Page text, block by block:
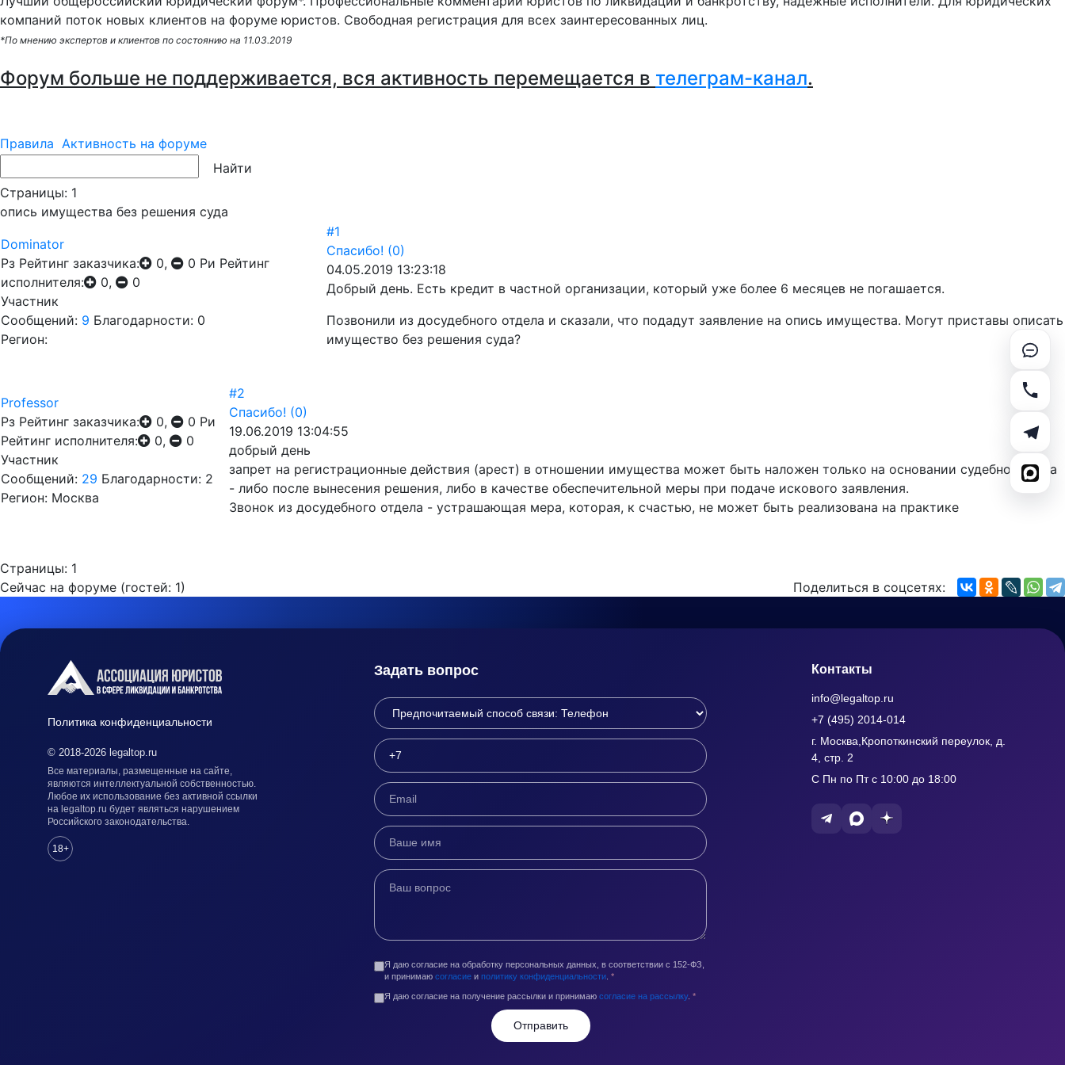
компаний поток новых клиентов на форуме юристов. Свободная регистрация для всех заинтересованных лиц.
*По мнению экспертов и клиентов по состоянию на 11.03.2019
Форум больше не поддерживается, вся активность перемещается в телеграм-канал.
Правила Активность на форуме
Страницы: 1
опись имущества без решения суда
Dominator
Рз Рейтинг заказчика: 0, 0 Ри Рейтинг
исполнителя:
0,
0
Участник
Сообщений: 9 Благодарности: 0
Регион:
#1
Спасибо! (0)
04.05.2019 13:23:18
Добрый день. Есть кредит в частной организации, который уже более 6 месяцев не погашается.
Позвонили из досудебного отдела и сказали, что подадут заявление на опись имущества. Могут приставы описать
имущество без решения суда?
Professor
Рз Рейтинг заказчика: 0, 0 Ри
Рейтинг исполнителя:
0,
0
Участник
Сообщений: 29 Благодарности: 2
Регион: Москва
#2
Спасибо! (0)
19.06.2019 13:04:55
добрый день
запрет на регистрационные действия (арест) в отношении имущества может быть наложен только на основании судебного акта
- либо после вынесения решения, либо в качестве обеспечительной меры при подаче искового заявления.
Звонок из досудебного отдела - устрашающая мера, которая, к счастью, не может быть реализована на практике
Страницы: 1
Сейчас на форуме (гостей: 1) Поделиться в соцсетях:
Политика конфиденциальности
© 2018-2026 legaltop.ru
Все материалы, размещенные на сайте,
являются интеллектуальной собственностью.
Любое их использование без активной ссылки
на legaltop.ru будет являться нарушением
Российского законодательства.
18+
Задать вопрос
Я даю согласие на обработку персональных данных, в соответствии с 152-ФЗ,
и принимаю согласие и политику конфиденциальности *
Я даю согласие на получение рассылки и принимаю согласие на рассылку. *
Отправить
Контакты
info@legaltop.ru
+7 (495) 2014-014
г. Москва,Кропоткинский переулок, д.
4, стр. 2
С Пн по Пт с 10:00 до 18:00